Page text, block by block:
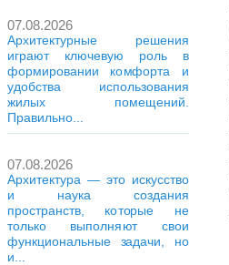
07.08.2026
Архитектурные решения
играют ключевую роль в
формировании комфорта и
удобства использования
жилых помещений.
Правильно...
07.08.2026
Архитектура — это искусство
и наука создания
пространств, которые не
только выполняют свои
функциональные задачи, но
и...